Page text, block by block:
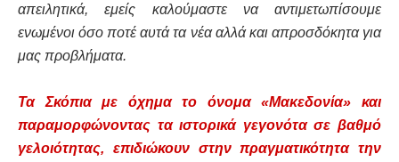
απειλητικά, εμείς καλούμαστε να αντιμετωπίσουμε
ενωμένοι όσο ποτέ αυτά τα νέα αλλά και απροσδόκητα για
μας προβλήματα.
Τα Σκόπια με όχημα το όνομα «Μακεδονία» και
παραμορφώνοντας τα ιστορικά γεγονότα σε βαθμό
γελοιότητας, επιδιώκουν στην πραγματικότητα την